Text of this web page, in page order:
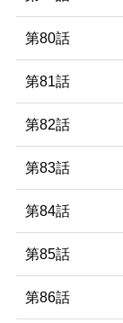
第80話
第81話
第82話
第83話
第84話
第85話
第86話